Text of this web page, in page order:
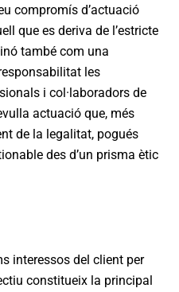
compromís d’actuació
que es deriva de l’estricte
també com una
les
i col·laboradors de
actuació que, més
de la legalitat, pogués
des d’un prisma ètic
interessos del client per
constitueix la principal